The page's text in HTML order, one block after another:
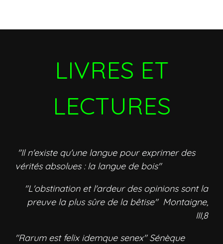
LIVRES ET
LECTURES
"Il n'existe qu'une langue pour exprimer des
vérités absolues : la langue de bois"
"L'obstination et l'ardeur des opinions sont la
preuve la plus sûre de la bêtise" Montaigne,
III,8
"Rarum est felix idemque senex" Sénèque